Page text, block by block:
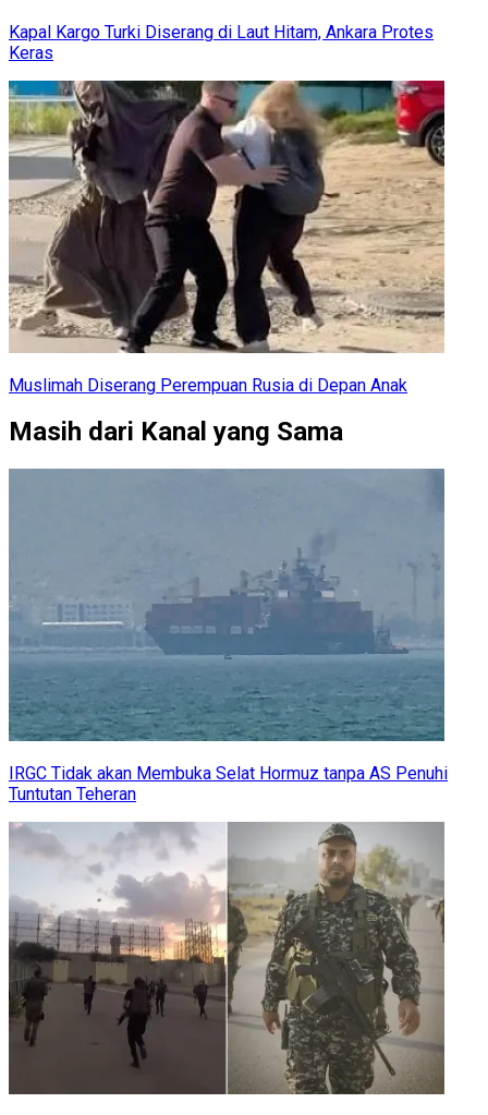
Kapal Kargo Turki Diserang di Laut Hitam, Ankara Protes
Keras
Muslimah Diserang Perempuan Rusia di Depan Anak
Masih dari Kanal yang Sama
IRGC Tidak akan Membuka Selat Hormuz tanpa AS Penuhi
Tuntutan Teheran